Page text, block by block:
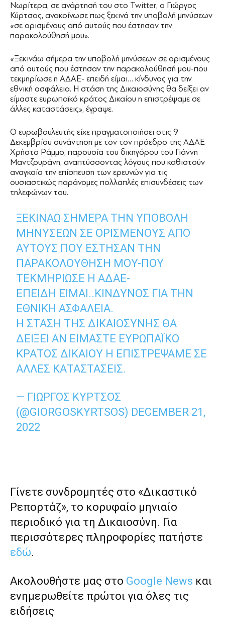
Νωρίτερα, σε ανάρτησή του στο Twitter, ο Γιώργος
Κύρτσος, ανακοίνωσε πως ξεκινά την υποβολή μηνύσεων
«σε ορισμένους από αυτούς που έστησαν την
παρακολούθησή μου».
«Ξεκινάω σήμερα την υποβολή μηνύσεων σε ορισμένους
από αυτούς που έστησαν την παρακολούθησή μου-που
τεκμηρίωσε η ΑΔΑΕ- επειδή είμαι… κίνδυνος για την
εθνική ασφάλεια. Η στάση της Δικαιοσύνης θα δείξει αν
είμαστε ευρωπαϊκό κράτος Δικαίου η επιστρέψαμε σε
άλλες καταστάσεις», έγραψε.
Ο ευρωβουλευτής είχε πραγματοποιήσει στις 9
Δεκεμβρίου συνάντηση με τον τον πρόεδρο της ΑΔΑΕ
Χρήστο Ράμμο, παρουσία του δικηγόρου του Γιάννη
Μαντζουράνη, αναπτύσσοντας λόγους που καθιστούν
αναγκαία την επίσπευση των ερευνών για τις
ουσιαστικώς παράνομες πολλαπλές επισυνδέσεις των
τηλεφώνων του.
ΞΕΚΙΝΆΩ ΣΉΜΕΡΑ ΤΗΝ ΥΠΟΒΟΛΉ
ΜΗΝΎΣΕΩΝ ΣΕ ΟΡΙΣΜΈΝΟΥΣ ΑΠΌ
ΑΥΤΟΎΣ ΠΟΥ ΈΣΤΗΣΑΝ ΤΗΝ
ΠΑΡΑΚΟΛΟΎΘΗΣΉ ΜΟΥ-ΠΟΥ
ΤΕΚΜΗΡΊΩΣΕ Η ΑΔΑΕ-
ΕΠΕΙΔΉ ΕΊΜΑΙ..ΚΊΝΔΥΝΟΣ ΓΙΑ ΤΗΝ
ΕΘΝΙΚΉ ΑΣΦΆΛΕΙΑ.
Η ΣΤΆΣΗ ΤΗΣ ΔΙΚΑΙΟΣΎΝΗΣ ΘΑ
ΔΕΊΞΕΙ ΑΝ ΕΊΜΑΣΤΕ ΕΥΡΩΠΑΪΚΌ
ΚΡΆΤΟΣ ΔΙΚΑΊΟΥ Η ΕΠΙΣΤΡΈΨΑΜΕ ΣΕ
ΆΛΛΕΣ ΚΑΤΑΣΤΆΣΕΙΣ.
— ΓΙΏΡΓΟΣ ΚΎΡΤΣΟΣ
(@GIORGOSKYRTSOS) DECEMBER 21,
2022
Γίνετε συνδρομητές στο «Δικαστικό
Ρεπορτάζ», το κορυφαίο μηνιαίο
περιοδικό για τη Δικαιοσύνη. Για
περισσότερες πληροφορίες πατήστε
εδώ.
Ακολουθήστε μας στο Google News και
ενημερωθείτε πρώτοι για όλες τις
ειδήσεις